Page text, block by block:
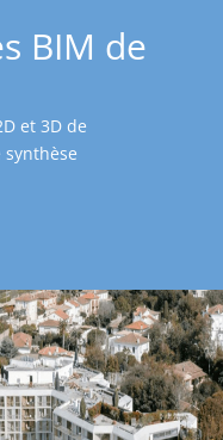
BIM de
et 3D de